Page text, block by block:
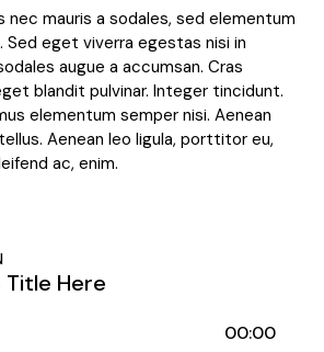
nec mauris a sodales, sed elementum
Sed eget viverra egestas nisi in
augue a accumsan. Cras
blandit pulvinar. Integer tincidunt.
elementum semper nisi. Aenean
Aenean leo ligula, porttitor eu,
ac, enim.
Here
00:00